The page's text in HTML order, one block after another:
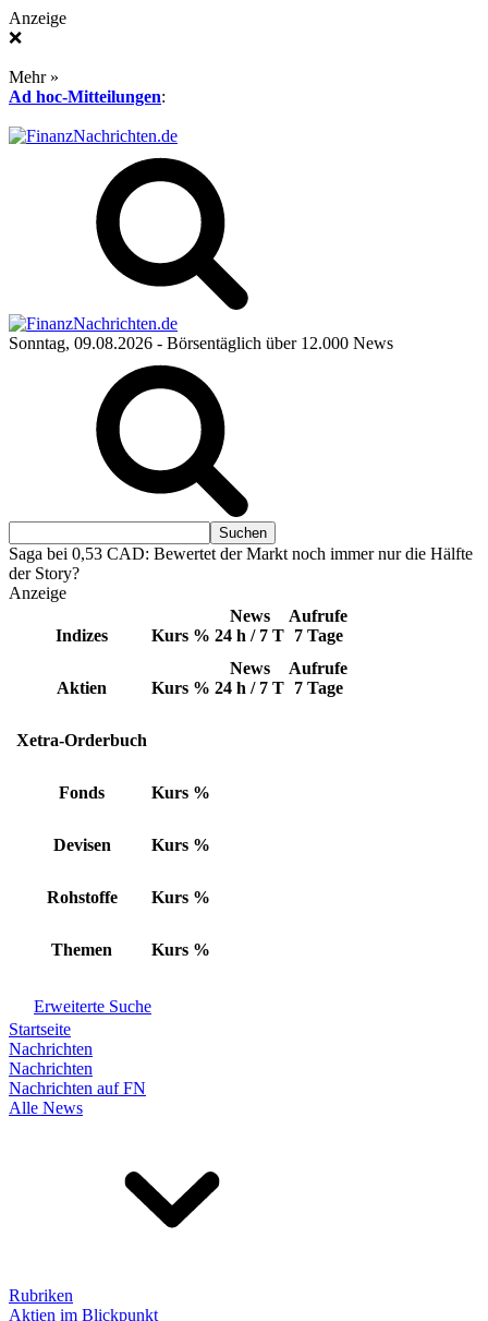
Anzeige
❌
Mehr »
Ad hoc-Mitteilungen:
Sonntag, 09.08.2026 - Börsentäglich über 12.000 News
Saga bei 0,53 CAD: Bewertet der Markt noch immer nur die Hälfte
der Story?
Anzeige
Indizes Kurs %
News
24 h / 7 T
Aufrufe
7 Tage
Aktien Kurs %
News
24 h / 7 T
Aufrufe
7 Tage
Xetra-Orderbuch
Fonds Kurs %
Devisen Kurs %
Rohstoffe Kurs %
Themen Kurs %
Erweiterte Suche
Startseite
Nachrichten
Nachrichten
Nachrichten auf FN
Alle News
Rubriken
Aktien im Blickpunkt